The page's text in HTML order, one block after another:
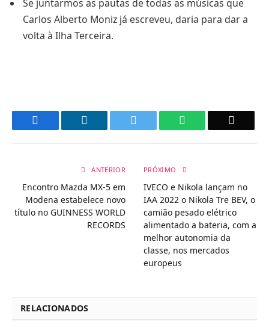
Se juntarmos as pautas de todas as músicas que
Carlos Alberto Moniz já escreveu, daria para dar a
volta à Ilha Terceira.
WhatsApp
ANTERIOR
Encontro Mazda MX-5 em
Modena estabelece novo
título no GUINNESS WORLD
RECORDS
PRÓXIMO
IVECO e Nikola lançam no
IAA 2022 o Nikola Tre BEV, o
camião pesado elétrico
alimentado a bateria, com a
melhor autonomia da
classe, nos mercados
europeus
RELACIONADOS